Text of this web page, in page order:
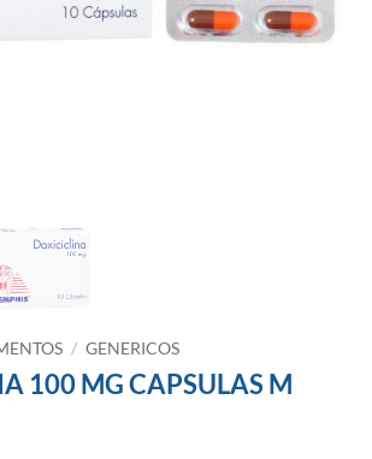
/ GENERICOS
100 MG CAPSULAS M